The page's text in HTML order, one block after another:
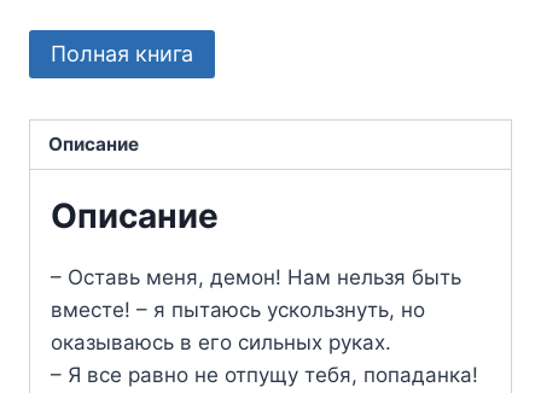
Полная книга
Описание
Описание
– Оставь меня, демон! Нам нельзя быть
вместе! – я пытаюсь ускользнуть, но
оказываюсь в его сильных руках.
– Я все равно не отпущу тебя, попаданка!